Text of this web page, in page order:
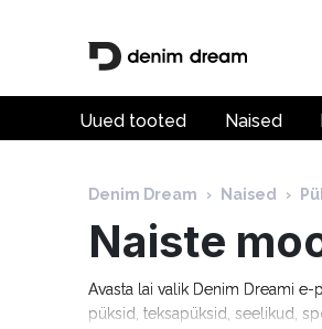
Uued tooted Naised
Denim Dream › Naised ›
Naiste
Avasta lai valik Denim Dreami
püksid, teksapüksid, seelikud,